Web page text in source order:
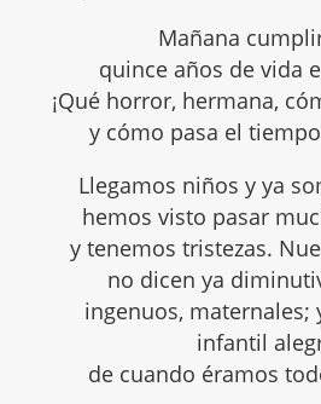
Mañana
quince años de vida
¡Qué horror, hermana,
y cómo pasa el
Llegamos niños y ya
hemos visto pasar
y tenemos tristezas.
no dicen ya
ingenuos, maternales;
infantil
de cuando éramos